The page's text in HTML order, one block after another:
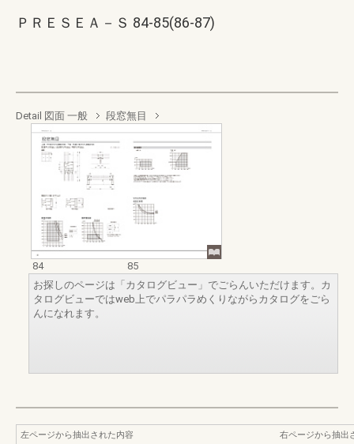
ＰＲＥＳＥＡ－Ｓ 84-85(86-87)
Detail 図面 一般 段窓無目
84
85
お探しのページは「カタログビュー」でごらんいただけます。カ
タログビューではweb上でパラパラめくりながらカタログをごら
んになれます。
左ページから抽出された内容
右ページから抽出